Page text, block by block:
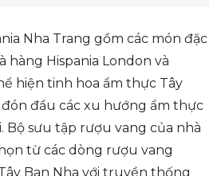
Nha Trang gồm các món đặc
hàng Hispania London và
hiện tinh hoa ẩm thực Tây
đầu các xu hướng ẩm thực
Bộ sưu tập rượu vang của nhà
từ các dòng rượu vang
Ban Nha với truyền thống